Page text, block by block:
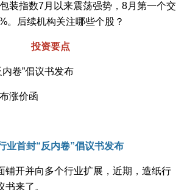
装指数7月以来震荡强势，8月第一个交
。后续机构关注哪些个股？
投资要点
卷”倡议书发布
涨价函
业首封“反内卷”倡议书发布
铺开并向多个行业扩展，近期，造纸行
书来了。